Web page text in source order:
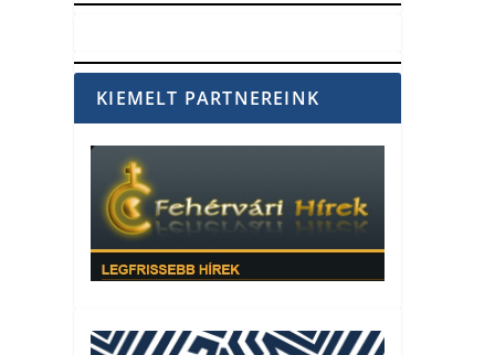
KIEMELT PARTNEREINK